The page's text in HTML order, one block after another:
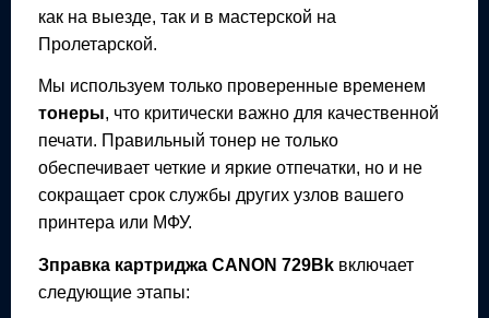
как на выезде, так и в мастерской на
Пролетарской.
Мы используем только проверенные временем
тонеры, что критически важно для качественной
печати. Правильный тонер не только
обеспечивает четкие и яркие отпечатки, но и не
сокращает срок службы других узлов вашего
принтера или МФУ.
Зправка картриджа CANON 729Bk включает
следующие этапы: